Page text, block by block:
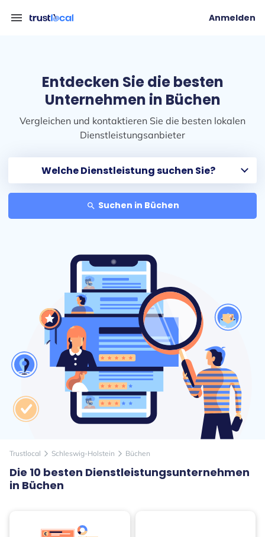
menu Anmelden
Entdecken Sie die besten
Unternehmen in Büchen
Vergleichen und kontaktieren Sie die besten lokalen
Dienstleistungsanbieter
search Suchen in Büchen
Trustlocal arrow_forward_ios Schleswig-Holstein arrow_forward_ios Büchen
Die 10 besten Dienstleistungsunternehmen
in Büchen